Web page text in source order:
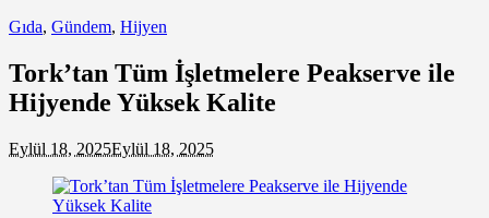
Gıda, Gündem, Hijyen
Tork’tan Tüm İşletmelere Peakserve ile
Hijyende Yüksek Kalite
Eylül 18, 2025Eylül 18, 2025